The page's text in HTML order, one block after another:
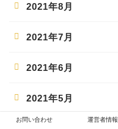
2021年8月
2021年7月
2021年6月
2021年5月
お問い合わせ 運営者情報